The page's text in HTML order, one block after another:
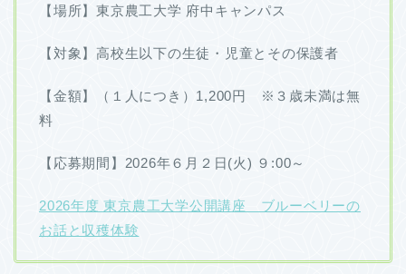
【場所】東京農工大学 府中キャンパス
【対象】高校生以下の生徒・児童とその保護者
【金額】（１人につき）1,200円 ※３歳未満は無
料
【応募期間】2026年６月２日(火) ９:00～
2026年度 東京農工大学公開講座 ブルーベリーの
お話と収穫体験